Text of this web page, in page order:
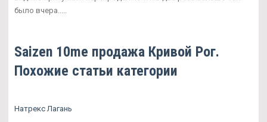
было вчера.....
Saizen 10me продажа Кривой Рог.
Похожие статьи категории
Натрекс Лагань